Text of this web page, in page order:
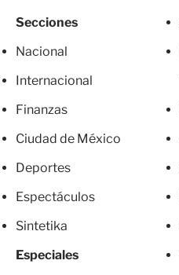
Secciones
Nacional
Internacional
Finanzas
Ciudad de México
Deportes
Espectáculos
Sintetika
Especiales